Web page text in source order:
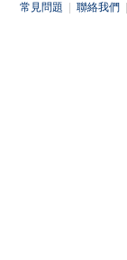
常見問題 聯絡我們